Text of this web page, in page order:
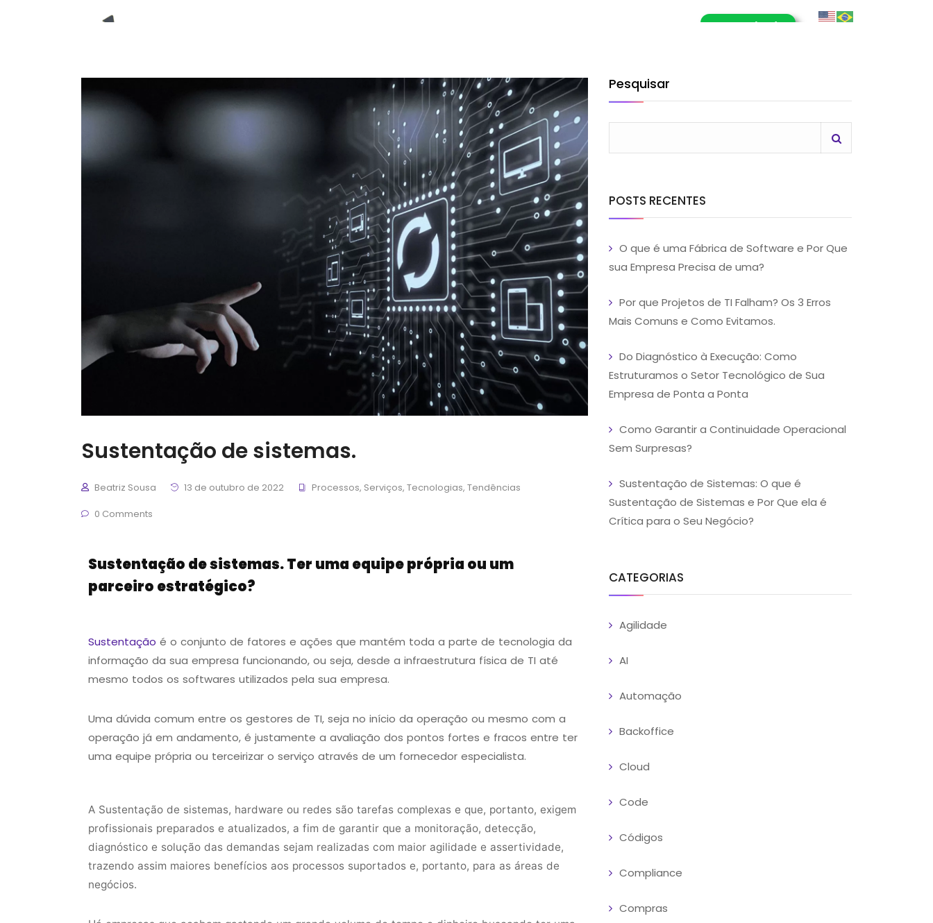
E-Book (RPA)
Sustentação de sistemas.
Beatriz Sousa 13 de outubro de 2022 Processos, Serviços, Tecnologias, Tendências
0 Comments
Sustentação de sistemas. Ter uma equipe própria ou um
parceiro estratégico?
Sustentação é o conjunto de fatores e ações que mantém toda a parte de tecnologia da
informação da sua empresa funcionando, ou seja, desde a infraestrutura física de TI até
mesmo todos os softwares utilizados pela sua empresa.
Uma dúvida comum entre os gestores de TI, seja no início da operação ou mesmo com a
operação já em andamento, é justamente a avaliação dos pontos fortes e fracos entre ter
uma equipe própria ou terceirizar o serviço através de um fornecedor especialista.
A Sustentação de sistemas, hardware ou redes são tarefas complexas e que, portanto, exigem
profissionais preparados e atualizados, a fim de garantir que a monitoração, detecção,
diagnóstico e solução das demandas sejam realizadas com maior agilidade e assertividade,
trazendo assim maiores benefícios aos processos suportados e, portanto, para as áreas de
negócios.
Pesquisar
POSTS RECENTES
O que é uma Fábrica de Software e Por Que
sua Empresa Precisa de uma?
Por que Projetos de TI Falham? Os 3 Erros
Mais Comuns e Como Evitamos.
Do Diagnóstico à Execução: Como
Estruturamos o Setor Tecnológico de Sua
Empresa de Ponta a Ponta
Como Garantir a Continuidade Operacional
Sem Surpresas?
Sustentação de Sistemas: O que é
Sustentação de Sistemas e Por Que ela é
Crítica para o Seu Negócio?
CATEGORIAS
Agilidade
AI
Automação
Backoffice
Cloud
Code
Códigos
Compliance
Compras